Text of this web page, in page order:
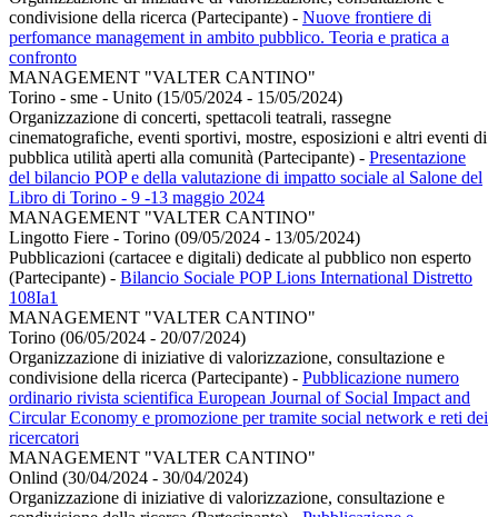
condivisione della ricerca (Partecipante) - Nuove frontiere di
perfomance management in ambito pubblico. Teoria e pratica a
confronto
MANAGEMENT "VALTER CANTINO"
Torino - sme - Unito (15/05/2024 - 15/05/2024)
Organizzazione di concerti, spettacoli teatrali, rassegne
cinematografiche, eventi sportivi, mostre, esposizioni e altri eventi di
pubblica utilità aperti alla comunità (Partecipante) - Presentazione
del bilancio POP e della valutazione di impatto sociale al Salone del
Libro di Torino - 9 -13 maggio 2024
MANAGEMENT "VALTER CANTINO"
Lingotto Fiere - Torino (09/05/2024 - 13/05/2024)
Pubblicazioni (cartacee e digitali) dedicate al pubblico non esperto
(Partecipante) - Bilancio Sociale POP Lions International Distretto
108Ia1
MANAGEMENT "VALTER CANTINO"
Torino (06/05/2024 - 20/07/2024)
Organizzazione di iniziative di valorizzazione, consultazione e
condivisione della ricerca (Partecipante) - Pubblicazione numero
ordinario rivista scientifica European Journal of Social Impact and
Circular Economy e promozione per tramite social network e reti dei
ricercatori
MANAGEMENT "VALTER CANTINO"
Onlind (30/04/2024 - 30/04/2024)
Organizzazione di iniziative di valorizzazione, consultazione e